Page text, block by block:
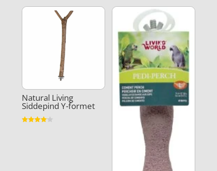
Natural Living
Siddepind Y-formet